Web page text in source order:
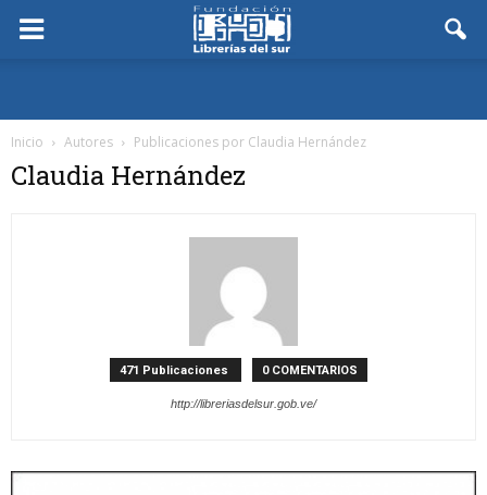
Inicio Autores Publicaciones por Claudia Hernández
Claudia Hernández
471 Publicaciones 0 COMENTARIOS
http://libreriasdelsur.gob.ve/